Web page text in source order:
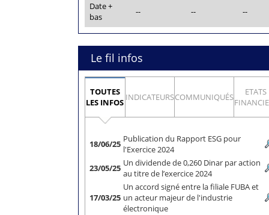
Date +
bas
-- -- --
Le fil infos
TOUTES
LES INFOS INDICATEURSCOMMUNIQUÉS
ETATS
18/06/25 Publication du Rapport ESG pour
l'Exercice 2024
23/05/25 Un dividende de 0,260 Dinar par action
au titre de l’exercice 2024
17/03/25
Un accord signé entre la filiale FUBA et
un acteur majeur de l'industrie
électronique